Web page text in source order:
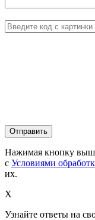
Нажимая кнопку
с Условиями
их.
X
Узнайте ответы на